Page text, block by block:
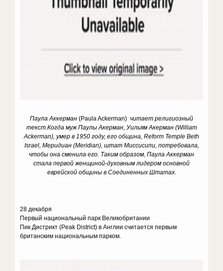
Паула Аккерман (Paula Ackerman) читает религиозный
текст.Когда муж Паулы Акерман, Уильям Акерман (William
Ackerman), умер в 1950 году, его община, Reform Temple Beth
Israel, Меридиан (Meridian), штат Миссисипи, потребовала,
чтобы она сменила его. Таким образом, Паула Аккерман
стала первой женщиной-духовным лидером основной
еврейской общины в Соединенных Штатах.
28 декабря
Первый национальный парк Великобритании
Пик Дистрикт (Peak District) в Англии считается первым
британским национальным парком.